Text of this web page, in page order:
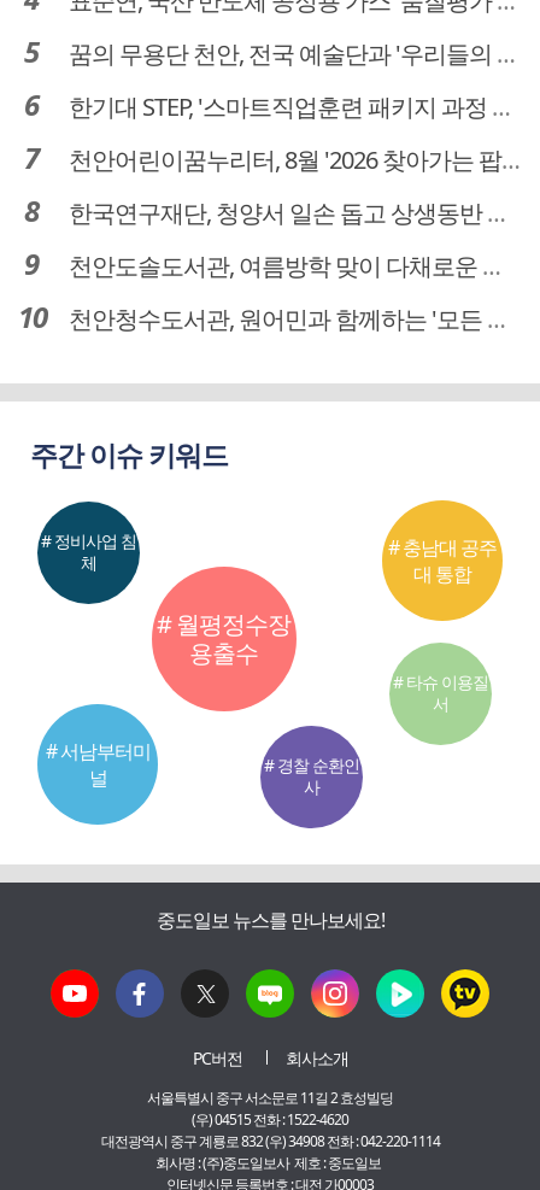
꿈의 무용단 천안, 전국 예술단과 '우리들의 하모니' 선보여
한기대 STEP, '스마트직업훈련 패키지 과정 3기' 모집
천안어린이꿈누리터, 8월 '2026 찾아가는 팝업놀이터' 운영
한국연구재단, 청양서 일손 돕고 상생동반 친구맺기 봉사활동
천안도솔도서관, 여름방학 맞이 다채로운 독서문화 프로그램 운영
천안청수도서관, 원어민과 함께하는 '모든 영어 모든 독서' 운영
주간 이슈 키워드
# 월평정수장
용출수
# 서남부터미
널
# 충남대 공주
대 통합
# 정비사업 침
체
# 경찰 순환인
사
# 타슈 이용질
서
중도일보 뉴스를 만나보세요!
PC버전 회사소개
서울특별시 중구 서소문로 11길 2 효성빌딩
(우) 04515 전화 : 1522-4620
대전광역시 중구 계룡로 832 (우) 34908 전화 : 042-220-1114
회사명 : (주)중도일보사 제호 : 중도일보
인터넷신문 등록번호 : 대전 가00003